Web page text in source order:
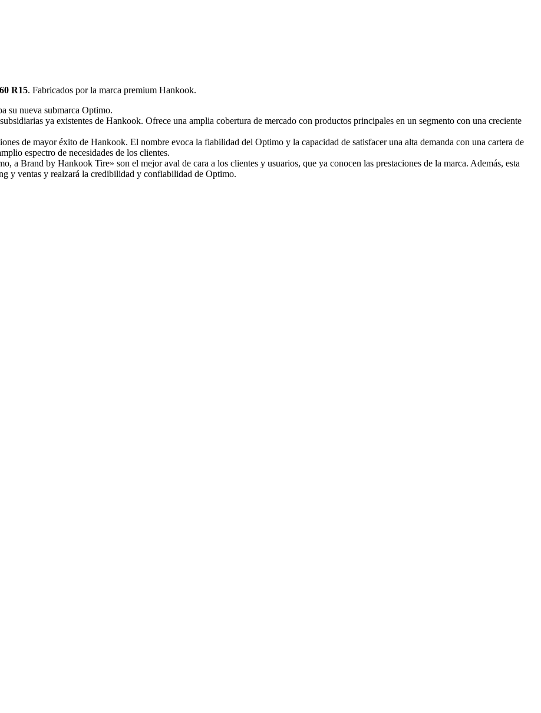
R15. Fabricados por la marca premium Hankook.
su nueva submarca Optimo.
ya existentes de Hankook. Ofrece una amplia cobertura de mercado con productos principales en un segmento con una creciente
de mayor éxito de Hankook. El nombre evoca la fiabilidad del Optimo y la capacidad de satisfacer una alta demanda con una cartera de
espectro de necesidades de los clientes.
a Brand by Hankook Tire» son el mejor aval de cara a los clientes y usuarios, que ya conocen las prestaciones de la marca. Además, esta
y ventas y realzará la credibilidad y confiabilidad de Optimo.